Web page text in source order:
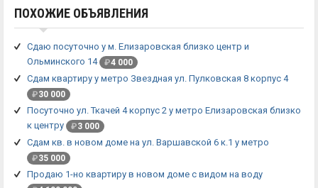
ПОХОЖИЕ ОБЪЯВЛЕНИЯ
Сдаю посуточно у м. Елизаровская близко центр и
Ольминского 14
₽4 000
Сдам квартиру у метро Звездная ул. Пулковская 8 корпус 4
₽30 000
Посуточно ул. Ткачей 4 корпус 2 у метро Елизаровская близко
к центру
₽3 000
Сдам кв. в новом доме на ул. Варшавской 6 к.1 у метро
₽35 000
Продаю 1-но квартиру в новом доме с видом на воду